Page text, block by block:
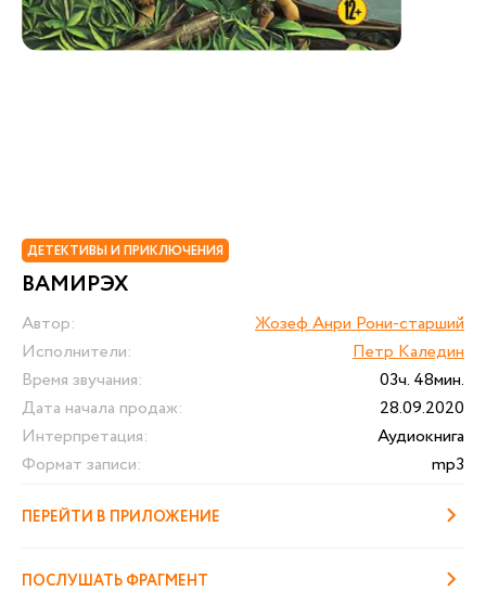
ДЕТЕКТИВЫ И ПРИКЛЮЧЕНИЯ
ВАМИРЭХ
Автор:
Жозеф Анри Рони-старший
Исполнители:
Петр Каледин
Время звучания:
03ч. 48мин.
Дата начала продаж:
28.09.2020
Интерпретация:
Аудиокнига
Формат записи:
mp3
ПЕРЕЙТИ В ПРИЛОЖЕНИЕ
ПОСЛУШАТЬ ФРАГМЕНТ